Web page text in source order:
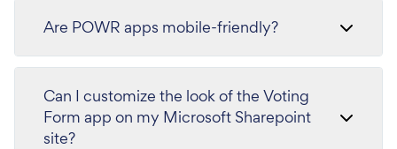
Are POWR apps mobile-friendly?
Can I customize the look of the Voting
Form app on my Microsoft Sharepoint
site?